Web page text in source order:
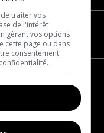
traiter vos
de l'intérêt
gérant vos options
cette page ou dans
consentement